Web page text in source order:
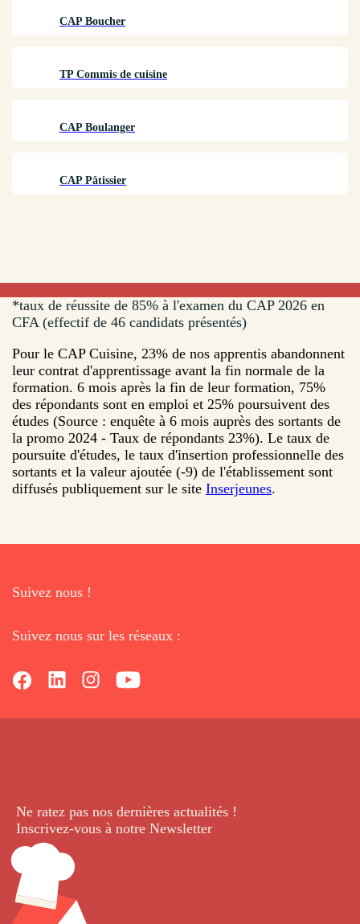
CAP Boucher
TP Commis de cuisine
CAP Boulanger
CAP Pâtissier
*taux de réussite de 85% à l'examen du CAP 2026 en
CFA (effectif de 46 candidats présentés)
Pour le CAP Cuisine, 23% de nos apprentis abandonnent
leur contrat d'apprentissage avant la fin normale de la
formation. 6 mois après la fin de leur formation, 75%
des répondants sont en emploi et 25% poursuivent des
études (Source : enquête à 6 mois auprès des sortants de
la promo 2024 - Taux de répondants 23%). Le taux de
poursuite d'études, le taux d'insertion professionnelle des
sortants et la valeur ajoutée (-9) de l'établissement sont
diffusés publiquement sur le site Inserjeunes.
Suivez nous !
Suivez nous sur les réseaux :
Ne ratez pas nos dernières actualités !
Inscrivez-vous à notre Newsletter.